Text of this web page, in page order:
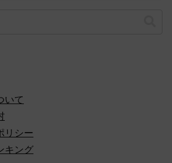
いて
リシー
キング